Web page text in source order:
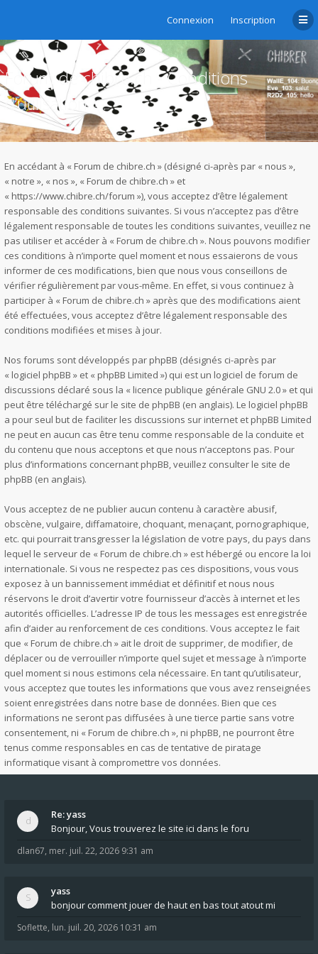
Connexion Inscription
Forum de chibre.ch - Conditions
d’utilisation
En accédant à « Forum de chibre.ch » (désigné ci-après par « nous »,
« notre », « nos », « Forum de chibre.ch » et
« https://www.chibre.ch/forum »), vous acceptez d’être légalement
responsable des conditions suivantes. Si vous n’acceptez pas d’être
légalement responsable de toutes les conditions suivantes, veuillez ne
pas utiliser et accéder à « Forum de chibre.ch ». Nous pouvons modifier
ces conditions à n’importe quel moment et nous essaierons de vous
informer de ces modifications, bien que nous vous conseillons de
vérifier régulièrement par vous-même. En effet, si vous continuez à
participer à « Forum de chibre.ch » après que des modifications aient
été effectuées, vous acceptez d’être légalement responsable des
conditions modifiées et mises à jour.
Nos forums sont développés par phpBB (désignés ci-après par
« logiciel phpBB » et « phpBB Limited ») qui est un logiciel de forum de
discussions déclaré sous la « licence publique générale GNU 2.0» et qui
peut être téléchargé sur le site de phpBB (en anglais). Le logiciel phpBB
a pour seul but de faciliter les discussions sur internet et phpBB Limited
ne peut en aucun cas être tenu comme responsable de la conduite et
du contenu que nous acceptons et que nous n’acceptons pas. Pour
plus d’informations concernant phpBB, veuillez consulter le site de
phpBB (en anglais).
Vous acceptez de ne publier aucun contenu à caractère abusif,
obscène, vulgaire, diffamatoire, choquant, menaçant, pornographique,
etc. qui pourrait transgresser la législation de votre pays, du pays dans
lequel le serveur de « Forum de chibre.ch » est hébergé ou encore la loi
internationale. Si vous ne respectez pas ces dispositions, vous vous
exposez à un bannissement immédiat et définitif et nous nous
réservons le droit d’avertir votre fournisseur d’accès à internet et les
autorités officielles. L’adresse IP de tous les messages est enregistrée
afin d’aider au renforcement de ces conditions. Vous acceptez le fait
que « Forum de chibre.ch » ait le droit de supprimer, de modifier, de
déplacer ou de verrouiller n’importe quel sujet et message à n’importe
quel moment si nous estimons cela nécessaire. En tant qu’utilisateur,
vous acceptez que toutes les informations que vous avez renseignées
soient enregistrées dans notre base de données. Bien que ces
informations ne seront pas diffusées à une tierce partie sans votre
consentement, ni « Forum de chibre.ch », ni phpBB, ne pourront être
tenus comme responsables en cas de tentative de piratage
informatique visant à compromettre vos données.
Re: yass
Bonjour, Vous trouverez le site ici dans le foru
dlan67, mer. juil. 22, 2026 9:31 am
yass
bonjour comment jouer de haut en bas tout atout mi
Soflette, lun. juil. 20, 2026 10:31 am